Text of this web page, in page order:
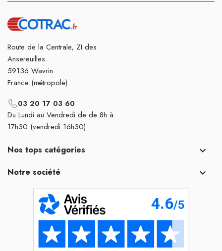
Route de la Centrale, ZI des
Ansereuilles
59136 Wavrin
France (métropole)
03 20 17 03 60
Du Lundi au Vendredi de de 8h à
17h30 (vendredi 16h30)
Nos tops catégories 
Notre société 